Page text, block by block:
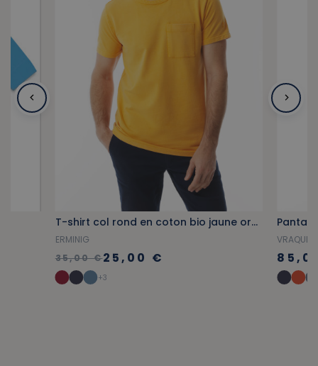
T-shirt col rond en coton bio jaune orangé
ERMINIG
35,00 €25,00 €
+3
VRAQUIER